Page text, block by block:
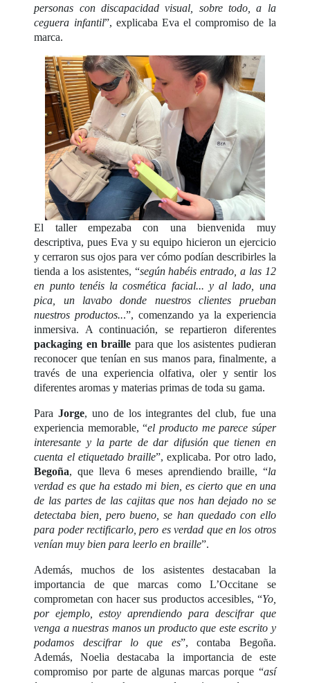
personas con discapacidad visual, sobre todo, a la
ceguera infantil”, explicaba Eva el compromiso de la
marca.
El taller empezaba con una bienvenida muy
descriptiva, pues Eva y su equipo hicieron un ejercicio
y cerraron sus ojos para ver cómo podían describirles la
tienda a los asistentes, “según habéis entrado, a las 12
en punto tenéis la cosmética facial... y al lado, una
pica, un lavabo donde nuestros clientes prueban
nuestros productos...”, comenzando ya la experiencia
inmersiva. A continuación, se repartieron diferentes
packaging en braille para que los asistentes pudieran
reconocer que tenían en sus manos para, finalmente, a
través de una experiencia olfativa, oler y sentir los
diferentes aromas y materias primas de toda su gama.
ParaJorge, uno de los integrantes del club, fue una
experiencia memorable, “el producto me parece súper
interesante y la parte de dar difusión que tienen en
cuenta el etiquetado braille”, explicaba. Por otro lado,
Begoña, que lleva 6 meses aprendiendo braille, “la
verdad es que ha estado mi bien, es cierto que en una
de las partes de las cajitas que nos han dejado no se
detectaba bien, pero bueno, se han quedado con ello
para poder rectificarlo, pero es verdad que en los otros
venían muy bien para leerlo en braille”.
Además, muchos de los asistentes destacaban la
importancia de que marcas como L’Occitane se
comprometan con hacer sus productos accesibles, “Yo,
por ejemplo, estoy aprendiendo para descifrar que
venga a nuestras manos un producto que este escrito y
podamos descifrar lo que es”, contaba Begoña.
Además, Noelia destacaba la importancia de este
compromiso por parte de algunas marcas porque “así